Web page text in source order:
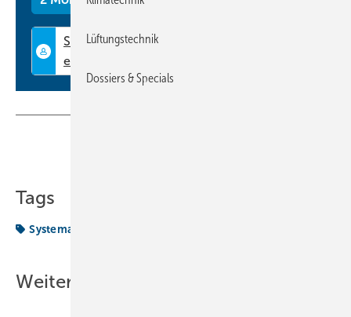
Tags
Systemair
Weitere Inhalte
Lüftungstechnik
Dossiers & Specials